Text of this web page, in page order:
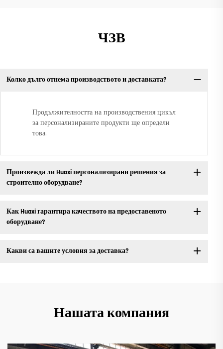
ЧЗВ
Колко дълго отнема производството и доставката?
Продължителността на производствения цикъл
за персонализираните продукти ще определи
това.
Произвежда ли Huaxi персонализирани решения за
строително оборудване?
Как Huaxi гарантира качеството на предоставеното
оборудване?
Какви са вашите условия за доставка?
Нашата компания